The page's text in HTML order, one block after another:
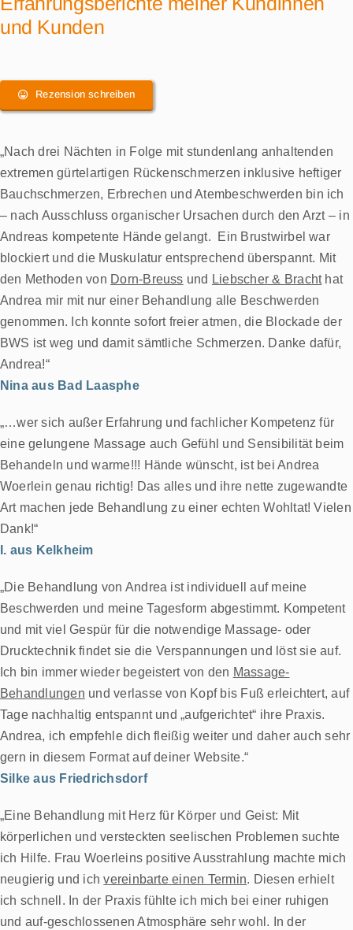
und Kunden
Rezension schreiben
„Nach drei Nächten in Folge mit stundenlang anhaltenden
extremen gürtelartigen Rückenschmerzen inklusive heftiger
Bauchschmerzen, Erbrechen und Atembeschwerden bin ich
– nach Ausschluss organischer Ursachen durch den Arzt – in
Andreas kompetente Hände gelangt. Ein Brustwirbel war
blockiert und die Muskulatur entsprechend überspannt. Mit
den Methoden von Dorn-Breuss und Liebscher & Brachthat
Andrea mir mit nur einer Behandlung alle Beschwerden
genommen. Ich konnte sofort freier atmen, die Blockade der
BWS ist weg und damit sämtliche Schmerzen. Danke dafür,
Andrea!“
Nina aus Bad Laasphe
„…wer sich außer Erfahrung und fachlicher Kompetenz für
eine gelungene Massage auch Gefühl und Sensibilität beim
Behandeln und warme!!! Hände wünscht, ist bei Andrea
Woerlein genau richtig! Das alles und ihre nette zugewandte
Art machen jede Behandlung zu einer echten Wohltat! Vielen
Dank!“
I. aus Kelkheim
„Die Behandlung von Andrea ist individuell auf meine
Beschwerden und meine Tagesform abgestimmt. Kompetent
und mit viel Gespür für die notwendige Massage- oder
Drucktechnik findet sie die Verspannungen und löst sie auf.
Ich bin immer wieder begeistert von den Massage-
Behandlungen und verlasse von Kopf bis Fuß erleichtert, auf
Tage nachhaltig entspannt und „aufgerichtet“ ihre Praxis.
Andrea, ich empfehle dich fleißig weiter und daher auch sehr
gern in diesem Format auf deiner Website.“
Silke aus Friedrichsdorf
„Eine Behandlung mit Herz für Körper und Geist: Mit
körperlichen und versteckten seelischen Problemen suchte
ich Hilfe. Frau Woerleins positive Ausstrahlung machte mich
neugierig und ichvereinbarte einen Termin. Diesen erhielt
ich schnell. In der Praxis fühlte ich mich bei einer ruhigen
und auf-geschlossenen Atmosphäre sehr wohl.
In der